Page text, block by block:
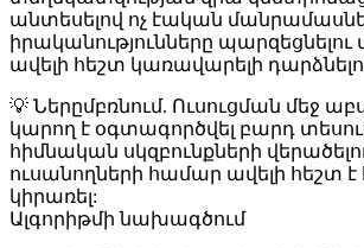
անտեսելով ոչ էական
իրականությունները պարզեցնելու
ավելի հեշտ կառավարելի
💡 Ներըմբռնում. Ուսուցման մեջ
կարող է օգտագործվել բարդ
հիմնական սկզբունքների
ուսանողների համար ավելի հեշտ
կիրառել:
Ալգորիթմի նախագծում